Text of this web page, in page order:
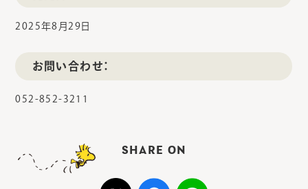
2025年8月29日
お問い合わせ：
052-852-3211
SHARE ON